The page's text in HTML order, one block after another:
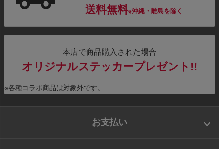
送料無料※沖縄・離島を除く
本店で商品購入された場合
オリジナルステッカープレゼント!!
※各種コラボ商品は対象外です。
お支払い